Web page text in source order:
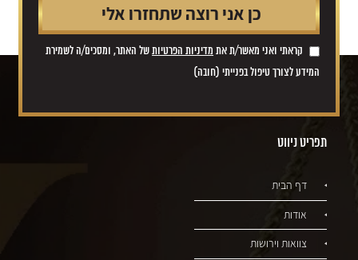
קראתי ואני מאשר/ת את מדיניות הפרטיותשל האתר, ומסכים/ה לשמירת
המידע לצורך טיפול בפנייתי (חובה)
תפריט ניווט
דף הבית
אודות
צוואות וירושות